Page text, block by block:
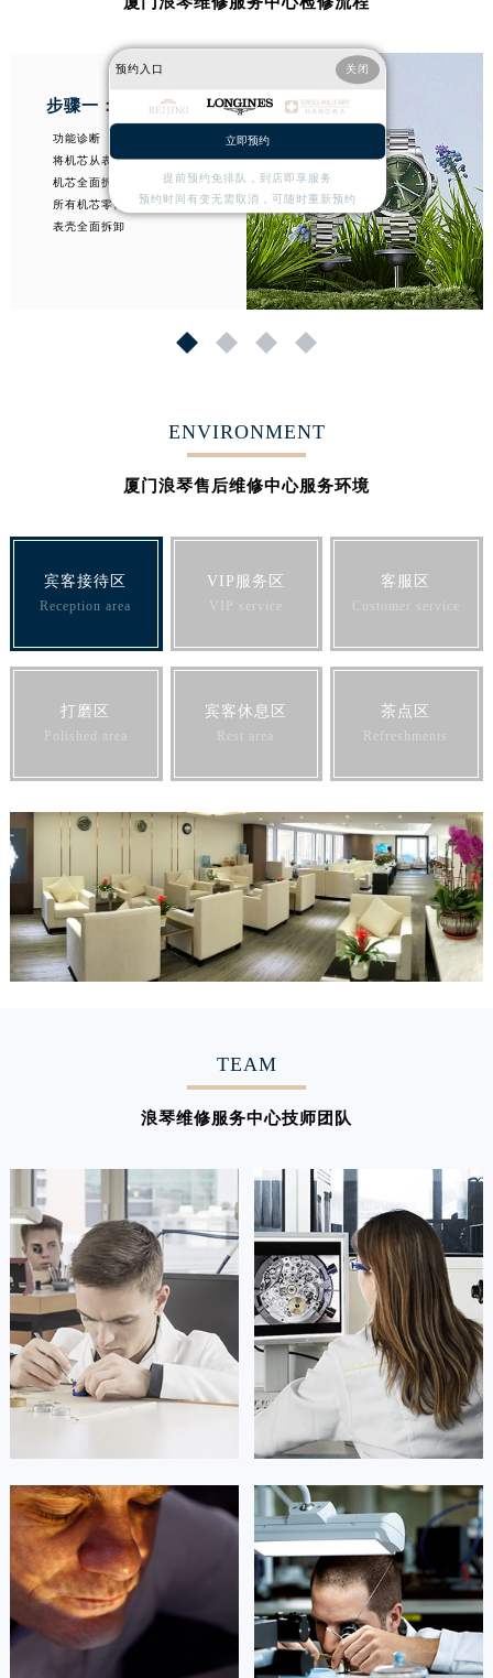
步骤一： 诊断与拆卸
功能诊断
将机芯从表壳移出
机芯全面拆卸
所有机芯零件清洁
表壳全面拆卸
1 2 3 4
ENVIRONMENT
厦门浪琴售后维修中心服务环境
宾客接待区
Reception area
VIP服务区
VIP service
客服区
Customer service
打磨区
Polished area
宾客休息区
Rest area
茶点区
Refreshments
TEAM
浪琴维修服务中心技师团队
凯罗尔·切尔西
资深浪琴技师
是浪琴维修服务中心
(浪琴保养中心)
的高级技师之一
Beijing Longines Maintain center
达芙妮·克劳迪娅
资深浪琴技师
是浪琴维修服务中心
(浪琴保养中心)
的高级技师之一
Shanghai Longines Maintain center
预约入口 关闭
立即预约
提前预约免排队，到店即享服务
预约时间有变无需取消，可随时重新预约